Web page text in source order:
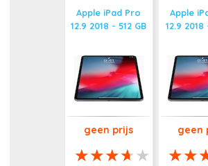
Apple iPad Pro
12.9 2018 - 512 GB
geen prijs
Apple
12.9 2018
geen